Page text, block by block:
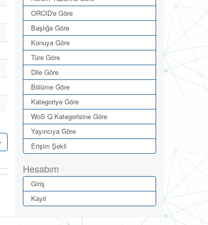
ORCID'e Göre
Başlığa Göre
Konuya Göre
Türe Göre
Dile Göre
Bölüme Göre
Kategoriye Göre
WoS Q Kategorisine Göre
Yayıncıya Göre
Erişim Şekli
Hesabım
Giriş
Kayıt